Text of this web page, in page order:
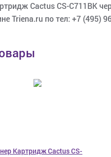
Cactus CS-C711BK
Triena.ru по тел: +7 (495)
Картридж Cactus CS-